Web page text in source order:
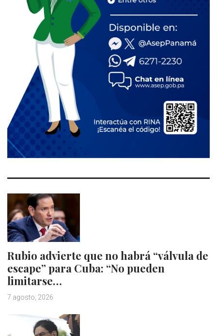
Rubio advierte que no habrá “válvula de
escape” para Cuba: “No pueden
limitarse…
7 agosto, 2026